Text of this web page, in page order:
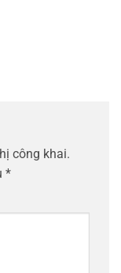
công khai.
*